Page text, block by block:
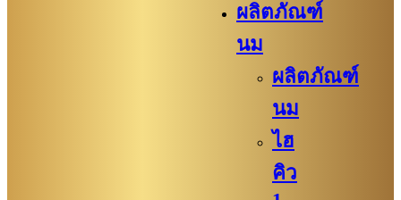
ผลิตภัณฑ์
นม
ผลิตภัณฑ์
นม
ไฮ
คิว